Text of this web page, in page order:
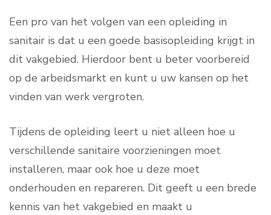
Een pro van het volgen van een opleiding in
sanitair is dat u een goede basisopleiding krijgt in
dit vakgebied. Hierdoor bent u beter voorbereid
op de arbeidsmarkt en kunt u uw kansen op het
vinden van werk vergroten.
Tijdens de opleiding leert u niet alleen hoe u
verschillende sanitaire voorzieningen moet
installeren, maar ook hoe u deze moet
onderhouden en repareren. Dit geeft u een brede
kennis van het vakgebied en maakt u